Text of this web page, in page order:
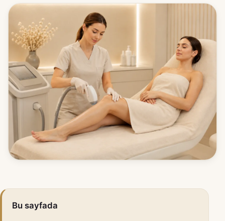
Bu sayfada